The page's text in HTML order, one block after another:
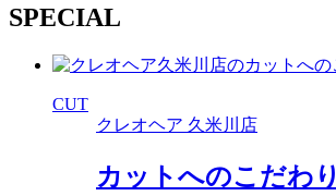
SPECIAL
CUT
クレオヘア 久米川店
カットへのこだわり